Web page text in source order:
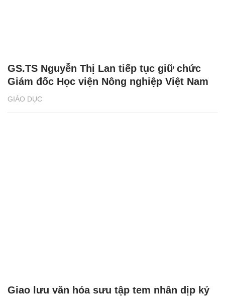
GIÁO DỤC
GS.TS Nguyễn Thị Lan tiếp tục giữ chức
Giám đốc Học viện Nông nghiệp Việt Nam
Giao lưu văn hóa sưu tập tem nhân dịp kỷ